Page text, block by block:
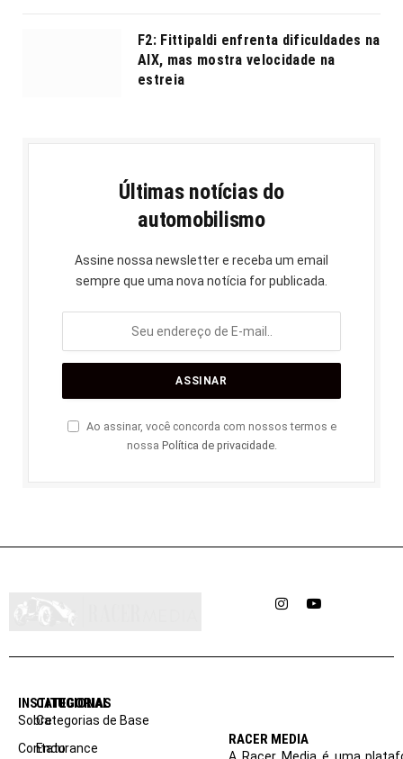
F2: Fittipaldi enfrenta dificuldades na
AIX, mas mostra velocidade na
estreia
Últimas notícias do
automobilismo
Assine nossa newsletter e receba um email
sempre que uma nova notícia for publicada.
Ao assinar, você concorda com nossos termos e
nossa Política de privacidade.
InstagramYouTube
INSTITUCIONAL
Sobre
Contato
CATEGORIAS
Categorias de Base
Endurance
RACER MEDIA
A Racer Media é uma